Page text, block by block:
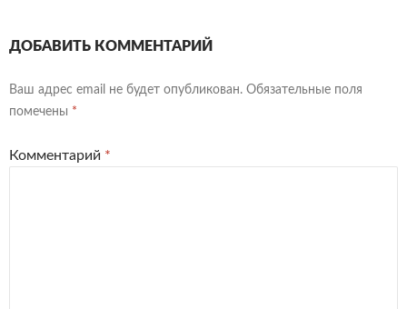
ДОБАВИТЬ КОММЕНТАРИЙ
Ваш адрес email не будет опубликован. Обязательные поля
помечены *
Комментарий *